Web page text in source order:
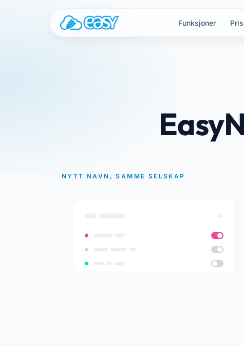
Funksjoner
NYTT NAVN, SAMME SELSKAP